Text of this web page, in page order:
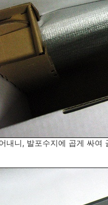
내니, 발포수지에 곱게 싸